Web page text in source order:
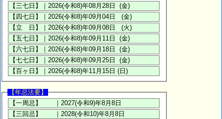
【年忌法要】